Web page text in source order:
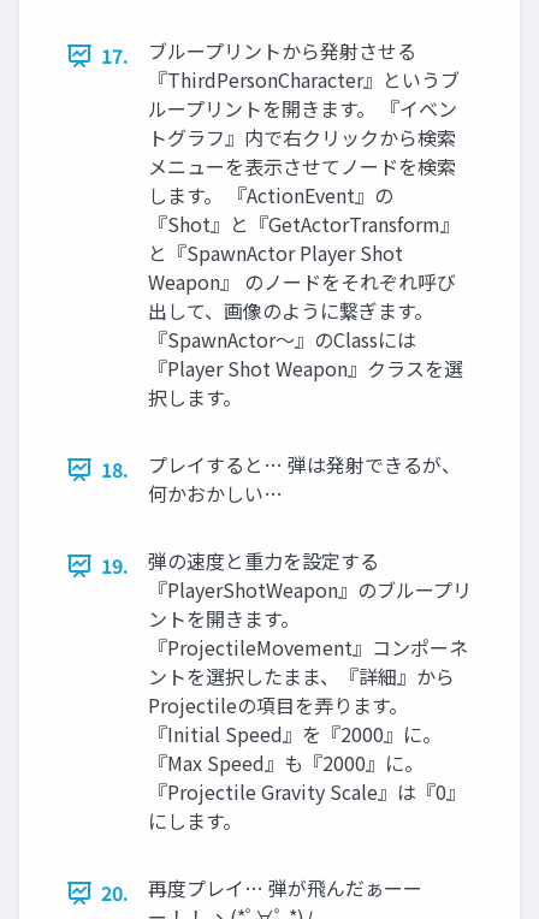
17.
ブループリントから発射させる
『ThirdPersonCharacter』というブ
ループリントを開きます。 『イベン
トグラフ』内で右クリックから検索
メニューを表示させてノードを検索
します。 『ActionEvent』の
『Shot』と『GetActorTransform』
と『SpawnActor Player Shot
Weapon』 のノードをそれぞれ呼び
出して、画像のように繋ぎます。
『SpawnActor～』のClassには
『Player Shot Weapon』クラスを選
択します。
18.
プレイすると… 弾は発射できるが、
何かおかしい…
19.
弾の速度と重力を設定する
『PlayerShotWeapon』のブループリ
ントを開きます。
『ProjectileMovement』コンポーネ
ントを選択したまま、『詳細』から
Projectileの項目を弄ります。
『Initial Speed』を『2000』に。
『Max Speed』も『2000』に。
『Projectile Gravity Scale』は『0』
にします。
20.
再度プレイ… 弾が飛んだぁーー